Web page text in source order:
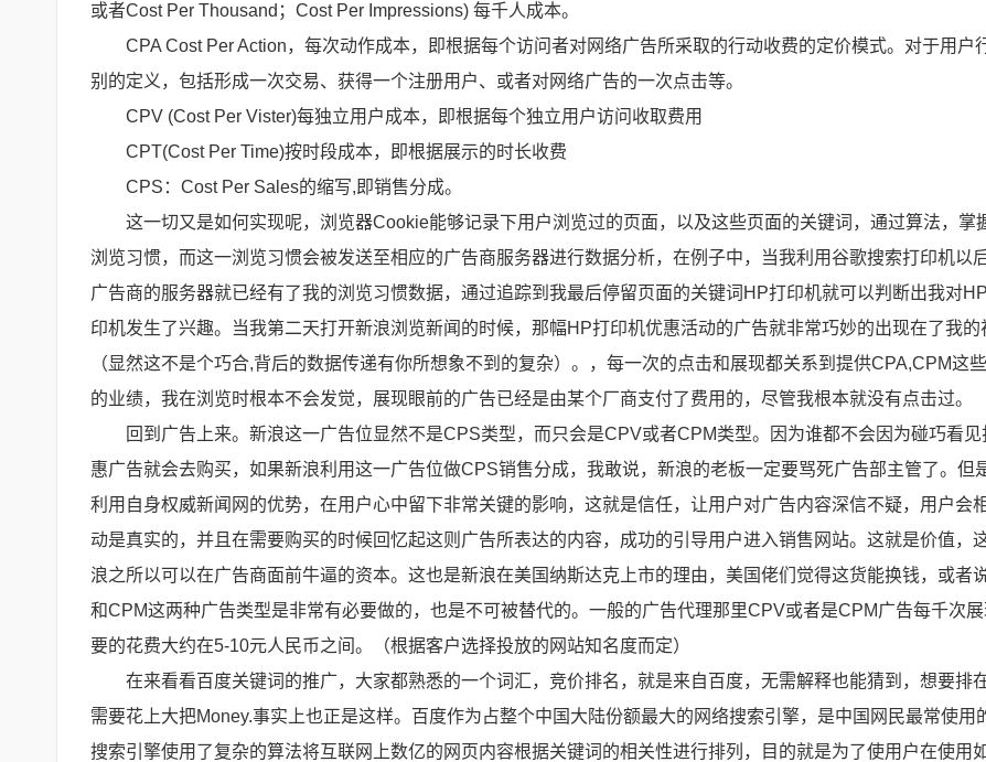
或者Cost Per Thousand；Cost Per Impressions) 每千人成本。
CPA Cost Per Action，每次动作成本，即根据每个访问者对网络广告所采取的行动收费的定价模式。对于用户
别的定义，包括形成一次交易、获得一个注册用户、或者对网络广告的一次点击等。
CPV (Cost Per Vister)每独立用户成本，即根据每个独立用户访问收取费用
CPT(Cost Per Time)按时段成本，即根据展示的时长收费
CPS：Cost Per Sales的缩写,即销售分成。
这一切又是如何实现呢，浏览器Cookie能够记录下用户浏览过的页面，以及这些页面的关键词，通过算法，掌
浏览习惯，而这一浏览习惯会被发送至相应的广告商服务器进行数据分析，在例子中，当我利用谷歌搜索打印机以
广告商的服务器就已经有了我的浏览习惯数据，通过追踪到我最后停留页面的关键词HP打印机就可以判断出我对
印机发生了兴趣。当我第二天打开新浪浏览新闻的时候，那幅HP打印机优惠活动的广告就非常巧妙的出现在了我的
（显然这不是个巧合,背后的数据传递有你所想象不到的复杂）。，每一次的点击和展现都关系到提供CPA,CPM这
的业绩，我在浏览时根本不会发觉，展现眼前的广告已经是由某个厂商支付了费用的，尽管我根本就没有点击过。
回到广告上来。新浪这一广告位显然不是CPS类型，而只会是CPV或者CPM类型。因为谁都不会因为碰巧看
惠广告就会去购买，如果新浪利用这一广告位做CPS销售分成，我敢说，新浪的老板一定要骂死广告部主管了。但
利用自身权威新闻网的优势，在用户心中留下非常关键的影响，这就是信任，让用户对广告内容深信不疑，用户会
动是真实的，并且在需要购买的时候回忆起这则广告所表达的内容，成功的引导用户进入销售网站。这就是价值，
浪之所以可以在广告商面前牛逼的资本。这也是新浪在美国纳斯达克上市的理由，美国佬们觉得这货能换钱，或者
和CPM这两种广告类型是非常有必要做的，也是不可被替代的。一般的广告代理那里CPV或者是CPM广告每千次
要的花费大约在5-10元人民币之间。（根据客户选择投放的网站知名度而定）
在来看看百度关键词的推广，大家都熟悉的一个词汇，竞价排名，就是来自百度，无需解释也能猜到，想要排
需要花上大把Money.事实上也正是这样。百度作为占整个中国大陆份额最大的网络搜索引擎，是中国网民最常使用
搜索引擎使用了复杂的算法将互联网上数亿的网页内容根据关键词的相关性进行排列，目的就是为了使用户在使用